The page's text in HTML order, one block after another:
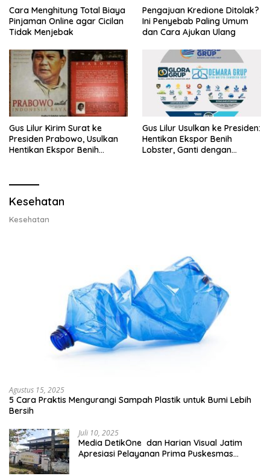
Cara Menghitung Total Biaya
Pinjaman Online agar Cicilan
Tidak Menjebak
Pengajuan Kredione Ditolak?
Ini Penyebab Paling Umum
dan Cara Ajukan Ulang
Gus Lilur Kirim Surat ke
Presiden Prabowo, Usulkan
Hentikan Ekspor Benih
Gus Lilur Usulkan ke Presiden:
Hentikan Ekspor Benih
Lobster, Ganti dengan
Kesehatan
Kesehatan
Agustus 15, 2025
5 Cara Praktis Mengurangi Sampah Plastik untuk Bumi Lebih
Bersih
Juli 10, 2025
Media DetikOne dan Harian Visual Jatim
Apresiasi Pelayanan Prima Puskesmas